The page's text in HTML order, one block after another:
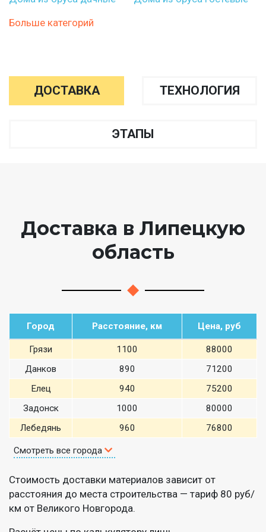
Больше категорий
ДОСТАВКА ТЕХНОЛОГИЯ
ЭТАПЫ
Доставка в Липецкую
область
Город Расстояние, км Цена, руб
Грязи 1100
88000
Данков
890
71200
Елец
940
75200
Задонск
1000
80000
Лебедянь
960 76800
Смотреть все города
Стоимость доставки материалов зависит от
расстояния до места строительства — тариф 80 руб/
км от Великого Новгорода.